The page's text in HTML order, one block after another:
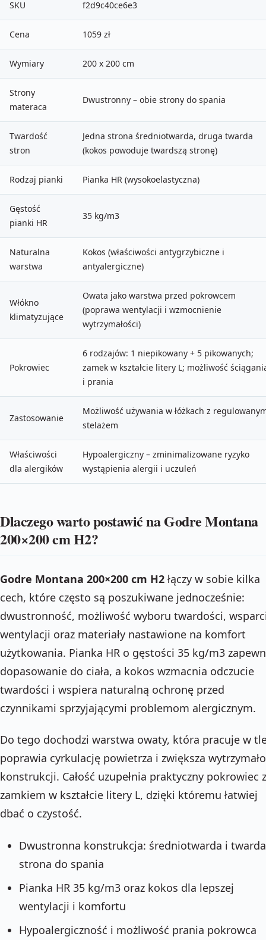
SKU f2d9c40ce6e3
Cena 1059 zł
Wymiary 200 x 200 cm
Strony
materaca
Dwustronny – obie strony do spania
Twardość
stron
Jedna strona średniotwarda, druga twarda
(kokos powoduje twardszą stronę)
Rodzaj pianki Pianka HR (wysokoelastyczna)
Gęstość
pianki HR
35 kg/m3
Naturalna
warstwa
Kokos (właściwości antygrzybiczne i
antyalergiczne)
Włókno
klimatyzujące
Owata jako warstwa przed pokrowcem
(poprawa wentylacji i wzmocnienie
wytrzymałości)
Pokrowiec
6 rodzajów: 1 niepikowany + 5 pikowanych;
zamek w kształcie litery L; możliwość
i prania
Zastosowanie
Możliwość używania w łóżkach z
stelażem
Właściwości
dla alergików
Hypoalergiczny – zminimalizowane ryzyko
wystąpienia alergii i uczuleń
Dlaczego warto postawić na Godre Montana
200×200 cm H2?
Godre Montana 200×200 cm H2 łączy w sobie kilka
cech, które często są poszukiwane jednocześnie:
dwustronność, możliwość wyboru twardości,
wentylacji oraz materiały nastawione na komfort
użytkowania. Pianka HR o gęstości 35 kg/m3
dopasowanie do ciała, a kokos wzmacnia odczucie
twardości i wspiera naturalną ochronę przed
czynnikami sprzyjającymi problemom alergicznym.
Do tego dochodzi warstwa owaty, która pracuje w
poprawia cyrkulację powietrza i zwiększa
konstrukcji. Całość uzupełnia praktyczny pokrowiec z
zamkiem w kształcie litery L, dzięki któremu łatwiej
dbać o czystość.
Dwustronna konstrukcja: średniotwarda i twarda
strona do spania
Pianka HR 35 kg/m3 oraz kokos dla lepszej
wentylacji i komfortu
Hypoalergiczność i możliwość prania pokrowca